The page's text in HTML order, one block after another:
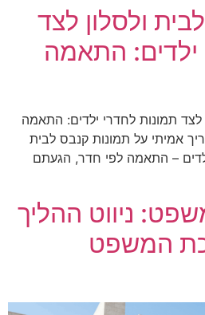
ולסלון לצד
ילדים: התאמה
לצד תמונות לחדרי ילדים: התאמה
אמיתי על תמונות קנבס לבית
– התאמה לפי חדר, הגעתם
ניווט ההליך
המשפט